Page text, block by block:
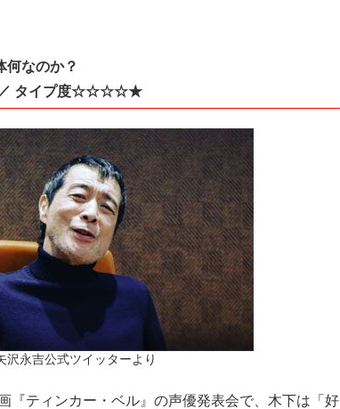
何なのか？
タイプ度☆☆☆☆★
沢永吉公式ツイッターより
『ティンカー・ベル』の声優発表会で、木下は「好